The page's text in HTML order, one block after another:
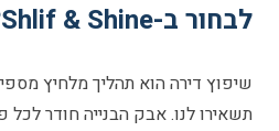
לבחור ב-Shlif & Shine?
שיפוץ דירה הוא תהליך מלחיץ
תשאירו לנו. אבק הבנייה חודר לכל